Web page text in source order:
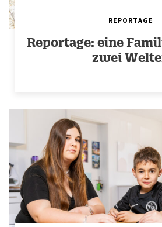
REPORTAGE
Reportage: eine
zwei